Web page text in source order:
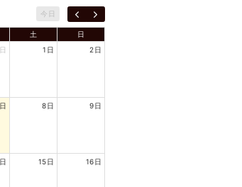
今日
土
日
1日 2日
8日 9日
15日 16日